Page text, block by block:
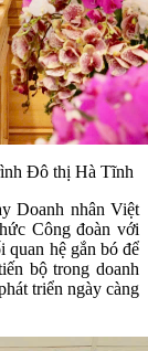
Đô thị Hà Tĩnh
Doanh nhân Việt
Công đoàn với
quan hệ gắn bó để
bộ trong doanh
triển ngày càng